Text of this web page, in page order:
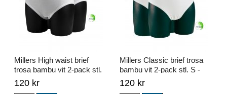
Millers High waist brief
trosa bambu vit 2-pack stl.
S - XXL
120 kr
Millers Classic brief trosa
bambu vit 2-pack stl. S -
XXL
120 kr